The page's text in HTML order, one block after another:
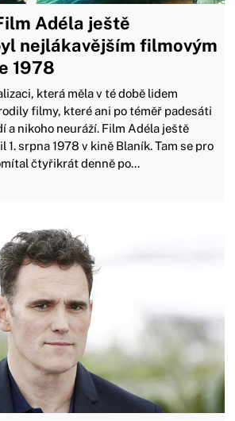
Adéla ještě
nejlákavějším filmovým
1978
která měla v té době lidem
filmy, které ani po téměř padesáti
a nikoho neuráží. Film Adéla ještě
1. srpna 1978 v kině Blaník. Tam se pro
čtyřikrát denně po...